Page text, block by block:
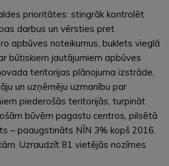
prioritātes: stingrāk kontrolēt
darbus un vērsties pret
apbūves noteikumus, buklets vieglā
būtiskiem jautājumiem apbūves
teritorijas plānojuma izstrāde,
un uzņēmēju uzmanību par
piederošās teritorijās, turpināt
būvēm pagastu centros, pilsētā
– paaugstināts NĪN 3% kopš 2016.
Uzraudzīt 81 vietējās nozīmes